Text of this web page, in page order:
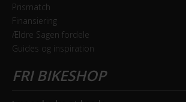
Prismatch
Finansiering
Ældre Sagen fordele
Guides og inspiration